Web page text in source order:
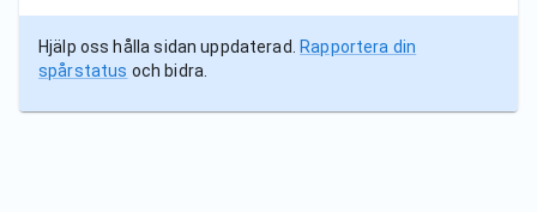
Hjälp oss hålla sidan uppdaterad.
Rapportera din
spårstatus och bidra.